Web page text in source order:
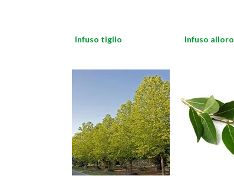
Infuso tiglio Infuso alloro